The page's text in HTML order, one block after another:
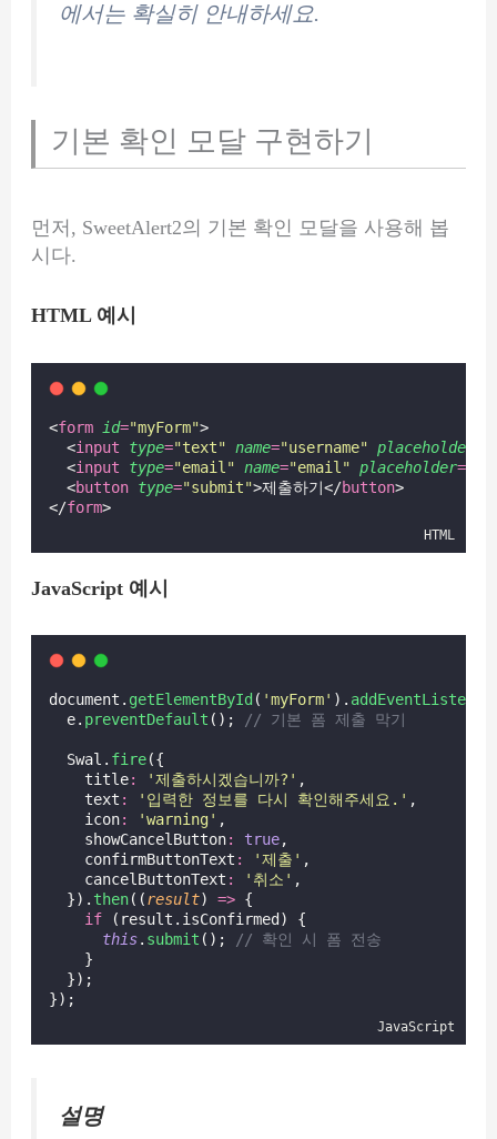
에서는 확실히 안내하세요.
기본 확인 모달 구현하기
먼저, SweetAlert2의 기본 확인 모달을 사용해 봅
시다.
HTML 예시
<form id="myForm">
  <
input type="text" name="username" placeholder
  <
input type="email " name="email " placeholder=
  <
button type="submit">제출하기</button>
</form>
HTML
JavaScript 예시
document. getElementById ( 'myForm' ). addEventListener
  e.
preventDefault (); // 기본 폼 제출 막기
  Swal.
fire({
    title
: '제출하시겠습니까? ' ,
    text
: ' 입력한 정보를 다시 확인해주세요. ' ,
    icon
: 'warning' ,
    showCancelButton
: true,
    confirmButtonText
: '제출 ' ,
    cancelButtonText
: ' 취소 ' ,
  }).
then((result) => {
if (result.isConfirmed) {
this. submit ();
// 확인 시 폼 전송
    }
  });
});
JavaScript
설명